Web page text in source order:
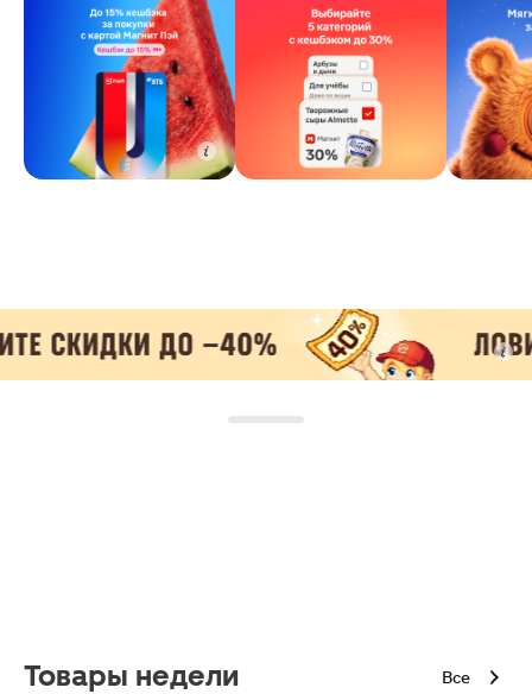
Товары недели Все